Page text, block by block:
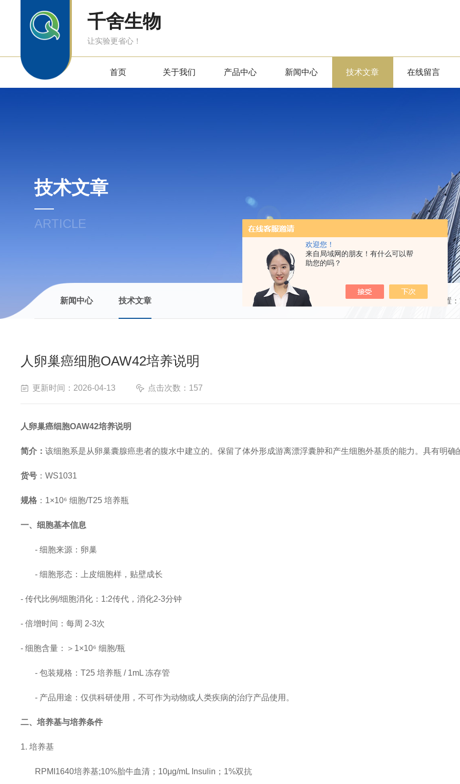
欢迎您！
来自局域网的朋友！有什么可以帮
助您的吗？
千舍生物
让实验更省心！
首页 关于我们 产品中心 新闻中心 技术文章 在线留言
技术文章
ARTICLE
新闻中心 技术文章 当前位置：
人卵巢癌细胞OAW42培养说明
更新时间：2026-04-13 点击次数：157
人卵巢癌细胞OAW42培养说明
简介：该细胞系是从卵巢囊腺癌患者的腹水中建立的。保留了体外形成游离漂浮囊肿和产生细胞外基质的能力。具有明
货号 ：WS1031
规格 ： 1×10⁶ 细胞/T25 培养瓶
一、细胞基本信息
- 细胞来源：卵巢
- 细胞形态：上皮细胞样，贴壁成长
-传代比例/细 胞消化 ： 1:2传代，消化2-3分钟
-倍增时间 ：每周 2-3次
- 细胞含量：＞1×10⁶ 细胞/瓶
- 包装规格：T25 培养瓶 / 1mL 冻存管
- 产品用途：仅供科研使用，不可作为动物或人类疾病的治疗产品使用。
二、培养基与培养条件
1. 培养基
RPMI1640培养基;10%胎牛血清；10μg/mL Insulin；1%双抗